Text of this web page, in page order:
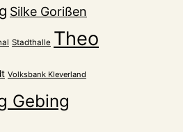
Silke Gorißen
Stadthalle Theo
Volksbank Kleverland
Gebing